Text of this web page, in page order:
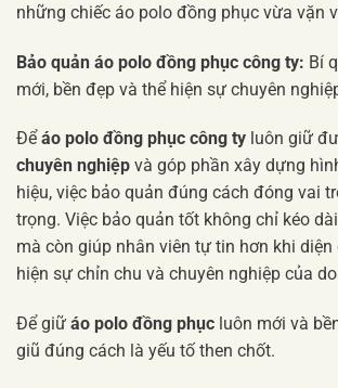
những chiếc áo polo đồng phục vừa vặn
Bảo quản áo polo đồng phục công ty: Bí
mới, bền đẹp và thể hiện sự chuyên
Để áo polo đồng phục công ty luôn giữ
chuyên nghiệp và góp phần xây dựng
hiệu, việc bảo quản đúng cách đóng vai
trọng. Việc bảo quản tốt không chỉ kéo
mà còn giúp nhân viên tự tin hơn khi diện
hiện sự chỉn chu và chuyên nghiệp của
Để giữ áo polo đồng phục luôn mới và
giũ đúng cách là yếu tố then chốt.